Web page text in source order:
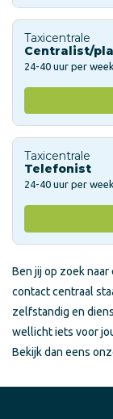
Taxicentrale
Centralist/
24-40 uur per week
Taxicentrale
Telefonist
24-40 uur per week
Ben jij op zoek
contact centraal
zelfstandig en
wellicht iets voor
Bekijk dan eens